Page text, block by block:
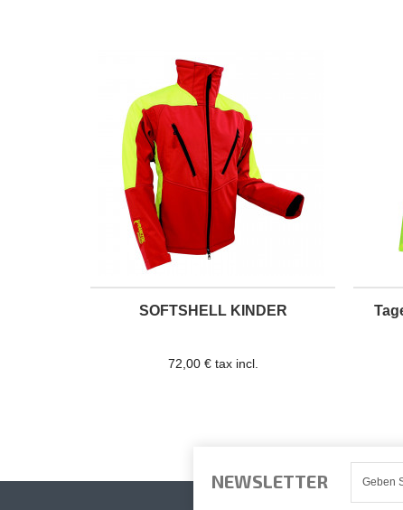
SOFTSHELL KINDER
72,00 € tax incl.
NEWSLETTER